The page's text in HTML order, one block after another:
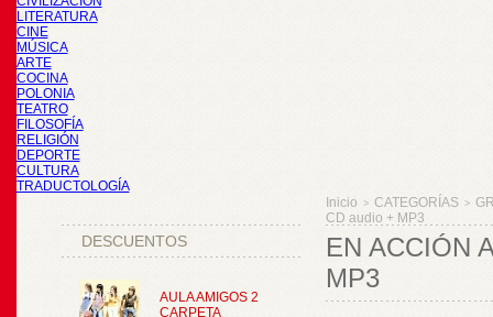
LITERATURA
CINE
MÚSICA
ARTE
COCINA
POLONIA
TEATRO
FILOSOFÍA
RELIGIÓN
DEPORTE
CULTURA
TRADUCTOLOGÍA
DESCUENTOS
AULA AMIGOS 2
CARPETA
Inicio > CATEGORÍAS >
CD audio + MP3
EN ACCIÓN
MP3